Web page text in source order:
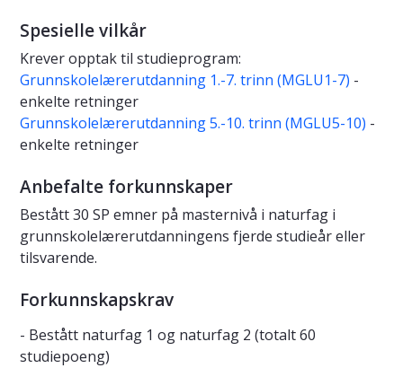
Spesielle vilkår
Krever opptak til studieprogram:
Grunnskolelærerutdanning 1.-7. trinn (MGLU1-7) -
enkelte retninger
Grunnskolelærerutdanning 5.-10. trinn (MGLU5-10) -
enkelte retninger
Anbefalte forkunnskaper
Bestått 30 SP emner på masternivå i naturfag i
grunnskolelærerutdanningens fjerde studieår eller
tilsvarende.
Forkunnskapskrav
- Bestått naturfag 1 og naturfag 2 (totalt 60
studiepoeng)